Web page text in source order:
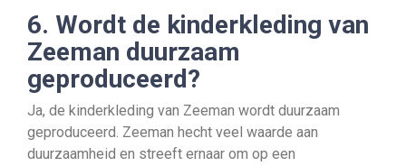
6. Wordt de kinderkleding van
Zeeman duurzaam
geproduceerd?
Ja, de kinderkleding van Zeeman wordt duurzaam
geproduceerd. Zeeman hecht veel waarde aan
duurzaamheid en streeft ernaar om op een